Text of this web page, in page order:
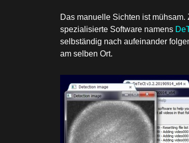
Das manuelle Sichten ist
spezialisierte Software namens
selbständig nach aufeinander
am selben Ort.